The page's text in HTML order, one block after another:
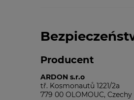
Producent
ARDON s.r.o
tř. Kosmonautů 1221/2a
779 00 OLOMOUC, Czechy